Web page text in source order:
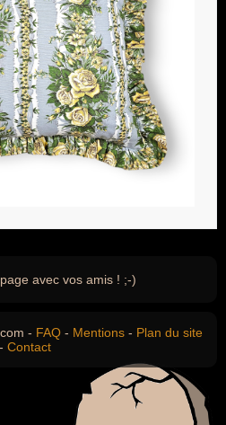
avec vos amis ! ;-)
- FAQ - Mentions - Plan du site
- Contact